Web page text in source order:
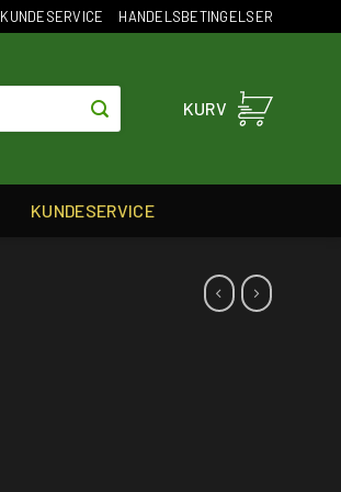
KUNDESERVICE HANDELSBETINGELSER
KURV
KUNDESERVICE